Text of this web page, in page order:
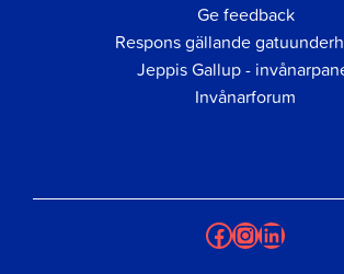
Ge feedback
Respons gällande
Jeppis Gallup -
Invånarforum
Facebook
Instagram
LinkedIn